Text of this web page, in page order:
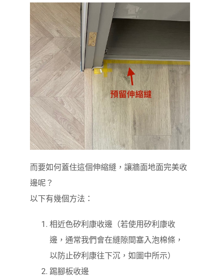
而要如何蓋住這個伸縮縫，讓牆面地面完美收
邊呢？
以下有幾個方法：
相近色矽利康收邊（若使用矽利康收
邊，通常我們會在縫隙間塞入泡棉條，
以防止矽利康往下沉，如圖中所示）
踢腳板收邊